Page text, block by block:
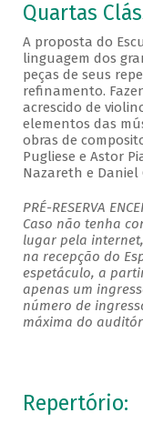
Quartas
A proposta do
linguagem dos
peças de seus
refinamento.
acrescido de
elementos das
obras de
Pugliese e Astor
Nazareth e Daniel
PRÉ-RESERVA
Caso não tenha
lugar pela
na recepção do
espetáculo, a
apenas um
número de
máxima do
Repertório: